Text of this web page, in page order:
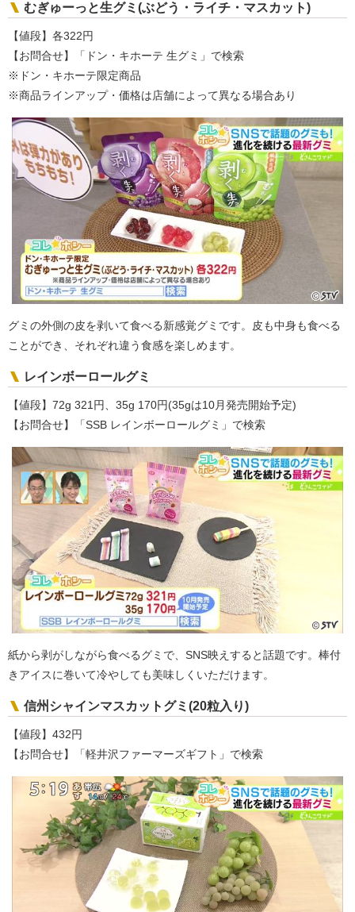
むぎゅーっと生グミ(ぶどう・ライチ・マスカット)
【値段】各322円
【お問合せ】「ドン・キホーテ 生グミ」で検索
※ドン・キホーテ限定商品
※商品ラインアップ・価格は店舗によって異なる場合あり
グミの外側の皮を剥いて食べる新感覚グミです。皮も中身も食べる
ことができ、それぞれ違う食感を楽しめます。
レインボーロールグミ
【値段】72g 321円、35g 170円(35gは10月発売開始予定)
【お問合せ】「SSB レインボーロールグミ」で検索
紙から剥がしながら食べるグミで、SNS映えすると話題です。棒付
きアイスに巻いて冷やしても美味しくいただけます。
信州シャインマスカットグミ(20粒入り)
【値段】432円
【お問合せ】「軽井沢ファーマーズギフト」で検索